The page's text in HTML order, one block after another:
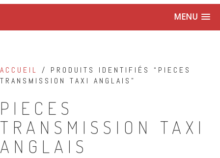
MENU
ACCUEIL / PRODUITS IDENTIFIÉS “PIECES
TRANSMISSION TAXI ANGLAIS”
PIECES
TRANSMISSION TAXI
ANGLAIS